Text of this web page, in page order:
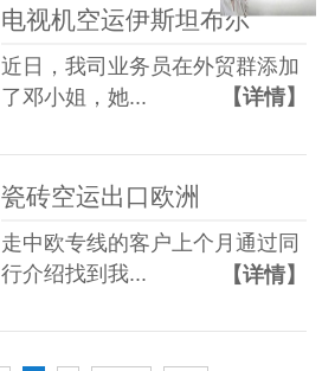
电视机空运伊斯坦布尔
近日，我司业务员在外贸群添加
了邓小姐，她...
【详情】
瓷砖空运出口欧洲
走中欧专线的客户上个月通过同
行介绍找到我...
【详情】